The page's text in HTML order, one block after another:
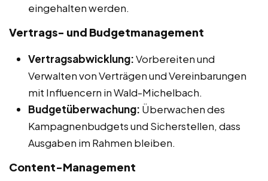
eingehalten werden.
Vertrags- und Budgetmanagement
Vertragsabwicklung:Vorbereiten und
Verwalten von Verträgen und Vereinbarungen
mit Influencern in Wald-Michelbach.
Budgetüberwachung: Überwachen des
Kampagnenbudgets und Sicherstellen, dass
Ausgaben im Rahmen bleiben.
Content-Management